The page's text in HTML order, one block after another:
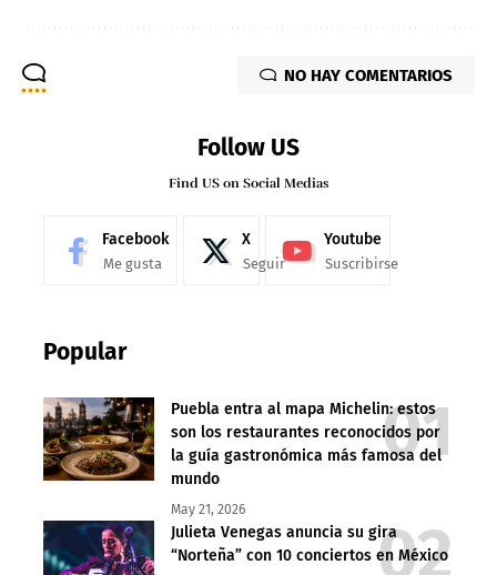
NO HAY COMENTARIOS
Follow US
Find US on Social Medias
Facebook
Me gusta
X
Seguir
Youtube
Suscribirse
Popular
Puebla entra al mapa Michelin: estos
son los restaurantes reconocidos por
la guía gastronómica más famosa del
mundo
May 21, 2026
Julieta Venegas anuncia su gira
“Norteña” con 10 conciertos en México